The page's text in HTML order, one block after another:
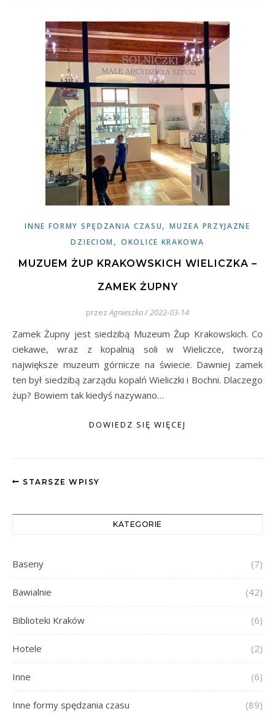
INNE FORMY SPĘDZANIA CZASU,MUZEA PRZYJAZNE
DZIECIOM ,OKOLICE KRAKOWA
MUZUEM ŻUP KRAKOWSKICH WIELICZKA –
ZAMEK ŻUPNY
przez Agnieszka/2022-03-14
Zamek Żupny jest siedzibą Muzeum Żup Krakowskich. Co
ciekawe, wraz z kopalnią soli w Wieliczce, tworzą
największe muzeum górnicze na świecie. Dawniej zamek
ten był siedzibą zarządu kopalń Wieliczki i Bochni. Dlaczego
żup? Bowiem tak kiedyś nazywano…
DOWIEDZ SIĘ WIĘCEJ
STARSZE WPISY
KATEGORIE
Baseny (7)
Bawialnie (42)
Biblioteki Kraków (6)
Hotele (2)
Inne (6)
Inne formy spędzania czasu (89)